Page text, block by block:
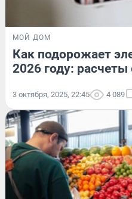
МОЙ ДОМ
Как подорожает
2026 году:
3 октября, 2025, 22:45 4 089